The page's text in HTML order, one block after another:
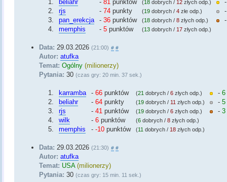
1. beliahr -81 punktów (18 dobrych /12 złych odp.)
2.
rjs -74 punkty (19 dobrych /4 złe odp.)
3.
pan_erekcja -36 punktów (18 dobrych /8 złych odp.)
4.
memphis -5 punktów (13 dobrych /17 złych odp.)
Data: 29.03.2026(21:00) # #
Autor: atufka
Temat: Ogólny (milionerzy)
Pytania: 30(czas gry: 20 min. 37 sek.)
1. karramba -66 punktów (21 dobrych /6 złych odp.) -6
2.
beliahr -64 punkty (19 dobrych /11 złych odp.) -5
3.
rjs -41 punktów (19 dobrych /6 złych odp.) -3
4.
wilk -6 punktów (6 dobrych /8 złych odp.)
5. memphis --10 punktów (11 dobrych /18 złych odp.)
Data: 29.03.2026(21:30) # #
Autor: atufka
Temat: USA (milionerzy)
Pytania: 30(czas gry: 15 min. 11 sek.)